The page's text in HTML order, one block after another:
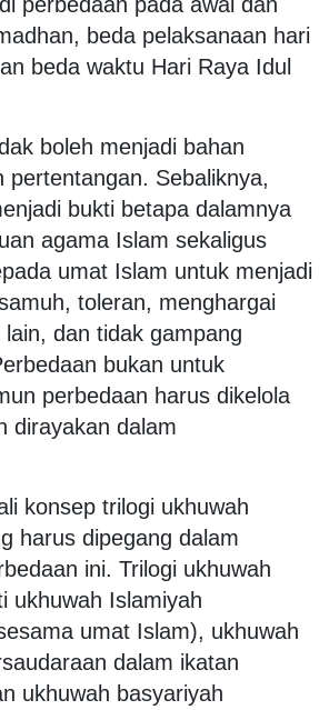
beda pelaksanaan hari
beda waktu Hari Raya Idul
boleh menjadi bahan
pertentangan. Sebaliknya,
bukti betapa dalamnya
agama Islam sekaligus
umat Islam untuk menjadi
toleran, menghargai
dan tidak gampang
bukan untuk
perbedaan harus dikelola
dirayakan dalam
konsep trilogi ukhuwah
harus dipegang dalam
ini. Trilogi ukhuwah
ukhuwah Islamiyah
umat Islam), ukhuwah
dalam ikatan
ukhuwah basyariyah